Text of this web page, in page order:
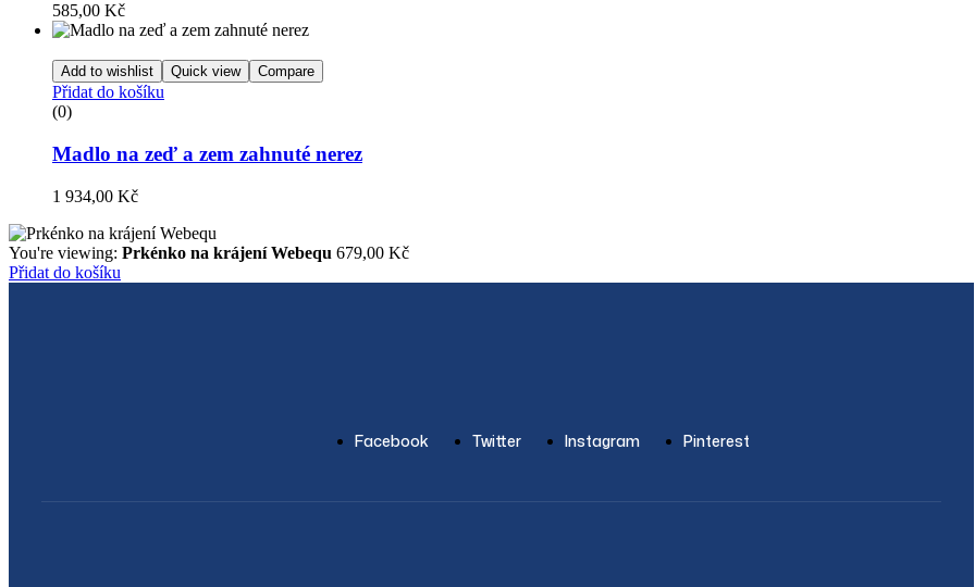
585,00 Kč
Add to wishlist Quick view Compare
Přidat do košíku
(0)
Madlo na zeď a zem zahnuté nerez
1 934,00 Kč
You're viewing: Prkénko na krájení Webequ 679,00 Kč
Přidat do košíku
Facebook Twitter Instagram Pinterest